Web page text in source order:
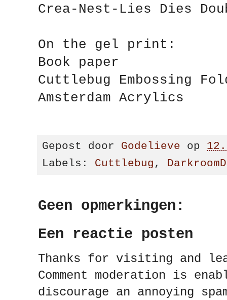
Crea-Nest-Lies Dies
On the gel print:
Book paper
Cuttlebug Embossing
Amsterdam Acrylics
Gepost door Godelieve op
Labels: Cuttlebug ,
Geen opmerkingen:
Een reactie posten
Thanks for visiting and
Comment moderation is
discourage an annoying